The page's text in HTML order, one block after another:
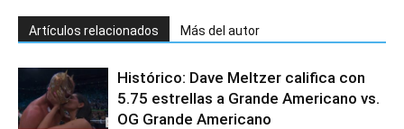
Artículos relacionados Más del autor
Histórico: Dave Meltzer califica con
5.75 estrellas a Grande Americano vs.
OG Grande Americano